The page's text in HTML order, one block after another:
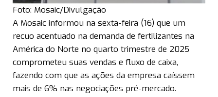
Foto: Mosaic/Divulgação
A Mosaic informou na sexta-feira (16) que um
recuo acentuado na demanda de fertilizantes na
América do Norte no quarto trimestre de 2025
comprometeu suas vendas e fluxo de caixa,
fazendo com que as ações da empresa caíssem
mais de 6% nas negociações pré-mercado.